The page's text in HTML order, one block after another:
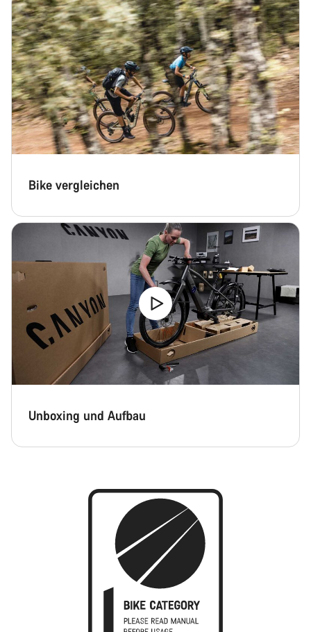
Bike vergleichen
Unboxing und Aufbau